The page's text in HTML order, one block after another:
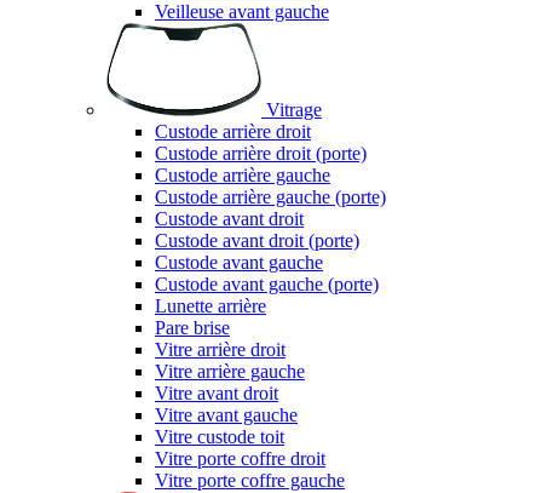
Veilleuse avant gauche
Vitrage
Custode arrière droit
Custode arrière droit (porte)
Custode arrière gauche
Custode arrière gauche (porte)
Custode avant droit
Custode avant droit (porte)
Custode avant gauche
Custode avant gauche (porte)
Lunette arrière
Pare brise
Vitre arrière droit
Vitre arrière gauche
Vitre avant droit
Vitre avant gauche
Vitre custode toit
Vitre porte coffre droit
Vitre porte coffre gauche